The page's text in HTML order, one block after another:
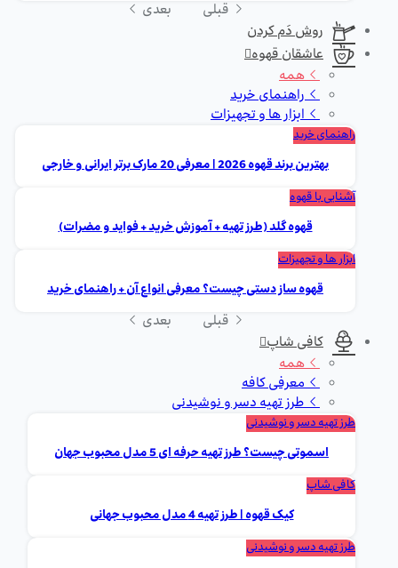
قبلی
بعدی
روش دَم کردن
عاشقان قهوه
همه
راهنمای خرید
ابزار ها و تجهیزات
راهنمای خرید
بهترین برند قهوه 2026 | معرفی 20 مارک برتر ایرانی و خارجی
آشنایی با قهوه
قهوه گلد (طرز تهیه + آموزش خرید + فواید و مضرات)
ابزار ها و تجهیزات
قهوه ساز دستی چیست؟ معرفی انواع آن + راهنمای خرید
قبلی
بعدی
کافی شاپ
همه
معرفی کافه
طرز تهیه دسر و نوشیدنی
طرز تهیه دسر و نوشیدنی
اسموتی چیست؟ طرز تهیه حرفه ای 5 مدل محبوب جهان
کافی شاپ
کیک قهوه | طرز تهیه 4 مدل محبوب جهانی
طرز تهیه دسر و نوشیدنی